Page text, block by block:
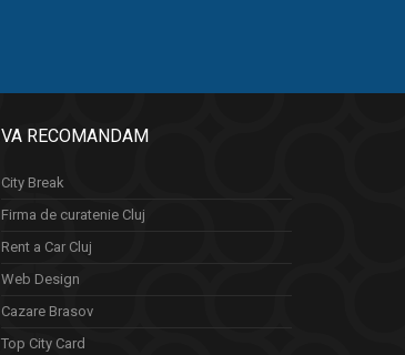
VA RECOMANDAM
City Break
Firma de curatenie Cluj
Rent a Car Cluj
Web Design
Cazare Brasov
Top City Card